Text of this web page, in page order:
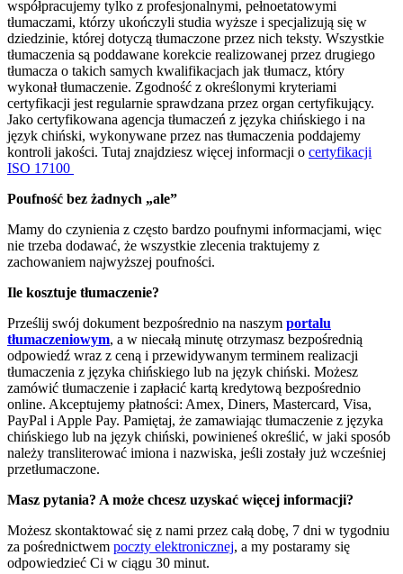
współpracujemy tylko z profesjonalnymi, pełnoetatowymi
tłumaczami, którzy ukończyli studia wyższe i specjalizują się w
dziedzinie, której dotyczą tłumaczone przez nich teksty. Wszystkie
tłumaczenia są poddawane korekcie realizowanej przez drugiego
tłumacza o takich samych kwalifikacjach jak tłumacz, który
wykonał tłumaczenie. Zgodność z określonymi kryteriami
certyfikacji jest regularnie sprawdzana przez organ certyfikujący.
Jako certyfikowana agencja tłumaczeń z języka chińskiego i na
język chiński, wykonywane przez nas tłumaczenia poddajemy
kontroli jakości. Tutaj znajdziesz więcej informacji o certyfikacji
ISO 17100
Poufność bez żadnych „ale”
Mamy do czynienia z często bardzo poufnymi informacjami, więc
nie trzeba dodawać, że wszystkie zlecenia traktujemy z
zachowaniem najwyższej poufności.
Ile kosztuje tłumaczenie?
Prześlij swój dokument bezpośrednio na naszym portalu
tłumaczeniowym, a w niecałą minutę otrzymasz bezpośrednią
odpowiedź wraz z ceną i przewidywanym terminem realizacji
tłumaczenia z języka chińskiego lub na język chiński. Możesz
zamówić tłumaczenie i zapłacić kartą kredytową bezpośrednio
online. Akceptujemy płatności: Amex, Diners, Mastercard, Visa,
PayPal i Apple Pay. Pamiętaj, że zamawiając tłumaczenie z języka
chińskiego lub na język chiński, powinieneś określić, w jaki sposób
należy transliterować imiona i nazwiska, jeśli zostały już wcześniej
przetłumaczone.
Masz pytania? A może chcesz uzyskać więcej informacji?
Możesz skontaktować się z nami przez całą dobę, 7 dni w tygodniu
za pośrednictwem poczty elektronicznej, a my postaramy się
odpowiedzieć Ci w ciągu 30 minut.